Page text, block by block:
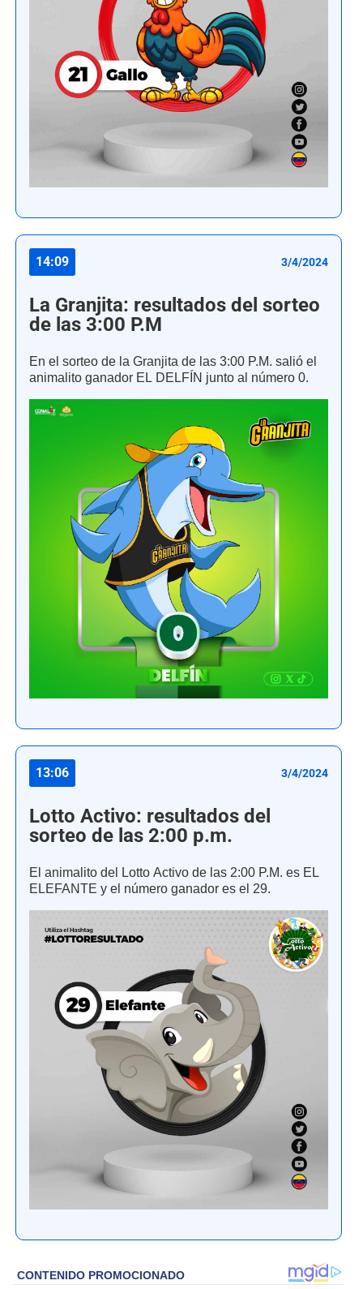
14:09 3/4/2024
La Granjita: resultados del sorteo
de las 3:00 P.M
En el sorteo de la Granjita de las 3:00 P.M. salió el
animalito ganador EL DELFÍN junto al número 0.
13:06 3/4/2024
Lotto Activo: resultados del
sorteo de las 2:00 p.m.
El animalito del Lotto Activo de las 2:00 P.M. es EL
ELEFANTE y el número ganador es el 29.